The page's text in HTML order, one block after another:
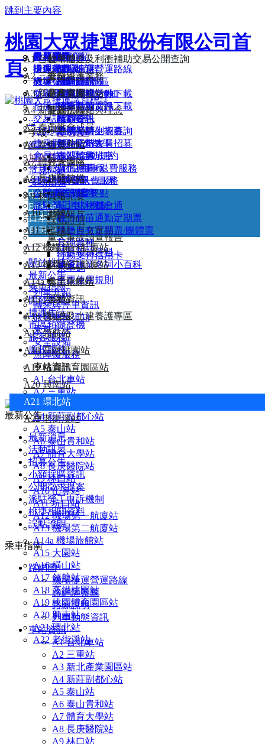
跳到主要內容
桃園大眾捷運股份有限公司首
頁
:::
字級：A-AA+
網站導覽
加入最愛
常見問題
失物招領
中文
English
日本語
한국어
關於桃捷
公司簡介
公司沿革
企業識別
使命、願景與理念
董事會成員
首長介紹
經營團隊
組織架構
大事紀要
形象短片
出版品與文宣品
統計資料
財務資訊
本土化專區
業務資訊
軌道及土建養護專區
最新公告
最新消息
活動訊息
機關團體
桃園市府活動
桃捷活動
招募公告
暑期工讀生招募
部分工時人員招募
志工招募
員工招募
小額採購資訊
公開徵求提案
派駐勞工申訴機制
誤點證明
重大事故調查報告
桃捷相關資料
捷運專業名詞小百科
乘車指南
路網圖
機場捷運營運路線
路網願景圖
路線說明
列車動態資訊
時刻表
票價與時刻表查詢
各站時刻表
各站首末班車
票價與票種
單程票/一日票
電子票證
基北北桃都會通
桃竹竹苗通勤定期票
桃捷自有定期票/團體票
其他票種
行動支付信用卡
乘車碼
車票使用規則
列車介紹
轉乘與停車資訊
旅客乘車須知
乘車方法
安全設備
無障礙服務
車站資訊
A1 台北車站
A2 三重站
A3 新北產業園區站
A4 新莊副都心站
A5 泰山站
A6 泰山貴和站
A7 體育大學站
A8 長庚醫院站
A9 林口站
A10 山鼻站
A11 坑口站
A12 機場第一航廈站
A13 機場第二航廈站
A14a 機場旅館站
A15 大園站
A16 橫山站
A17 領航站
A18 高鐵桃園站
A19 桃園體育園區站
A20 興南站
A21 環北站
A22 老街溪站
開發事業
附屬事業介紹
捷運商品
招商資訊
招商投標文件下載
招商申請文件下載
廠商資訊
捷運生活
公共藝術
沿線景點
機捷小旅行
市區預辦登機
服務簡介
辦理項目及流程
機場公司服務專區
航班資訊
旅客服務
常見問題
遺失物查詢
旅客信箱
文宣品上刊申請須知
拍攝申請
交易記錄查詢
活動場地申請
捷乘歡迎-校外教學
會員條款及活動規約
行動支付信用卡退費服務
票卡問題暨退費服務
公益廣告刊登要點
廉政服務
檢舉管道及利衝補助交易公開查詢
安全維護業務
廉政宣導
廉政法規
最新公告
最新消息
活動訊息
招募公告
小額採購資訊
公開徵求提案
派駐勞工申訴機制
桃捷相關資料
誤點證明
乘車指南
路網圖
機場捷運營運路線
路網願景圖
路線說明
列車動態資訊
車站資訊
A1 台北車站
A2 三重站
A3 新北產業園區站
A4 新莊副都心站
A5 泰山站
A6 泰山貴和站
A7 體育大學站
A8 長庚醫院站
A9 林口站
A1 台北車站
A2 三重站
A3 新北產業園區站
A4 新莊副都心站
A5 泰山站
A6 泰山貴和站
A7 體育大學站
A8 長庚醫院站
A9 林口站
A10 山鼻站
A11 坑口站
A12 機場第一航廈站
A13 機場第二航廈站
A14a 機場旅館站
A15 大園站
A16 橫山站
A17 領航站
A18 高鐵桃園站
A19 桃園體育園區站
A20 興南站
A21 環北站
A22 老街溪站